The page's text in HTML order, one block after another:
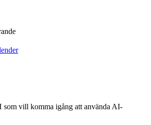
som vill komma igång att använda AI-